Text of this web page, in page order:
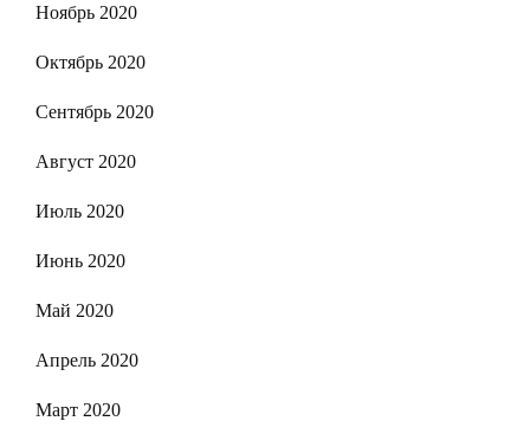
Ноябрь 2020
Октябрь 2020
Сентябрь 2020
Август 2020
Июль 2020
Июнь 2020
Май 2020
Апрель 2020
Март 2020